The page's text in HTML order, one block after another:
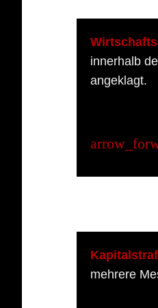
innerhalb
angeklagt.
mehrere